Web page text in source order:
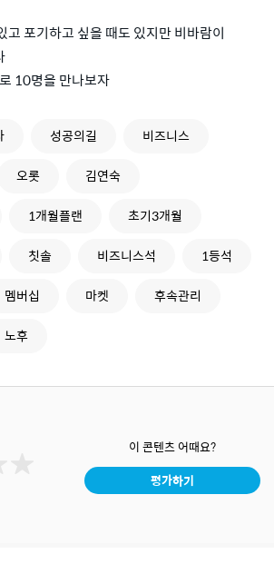
고 포기하고 싶을 때도 있지만 비바람이
10명을 만나보자
성공의길
비즈니스
오롯
김연숙
1개월플랜
초기3개월
칫솔 비즈니스석
1등석
멤버십 마켓
후속관리
노후
이 콘텐츠 어때요?
평가하기